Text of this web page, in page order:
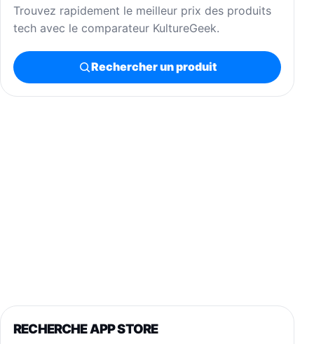
Trouvez rapidement le meilleur prix des produits
tech avec le comparateur KultureGeek.
Rechercher un produit
RECHERCHE APP STORE